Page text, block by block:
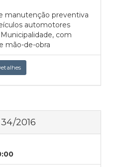
manutenção preventiva
automotores
com
mão-de-obra
2016